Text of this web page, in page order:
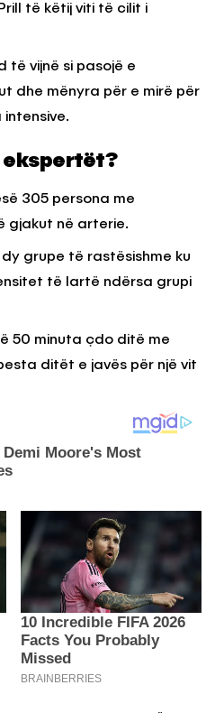
të këtij viti të cilit i
të vijnë si pasojë e
dhe mënyra për e mirë për
ekspertët?
305 persona me
gjakut në arterie.
grupe të rastësishme ku
të lartë ndërsa grupi
50 minuta çdo ditë me
ditët e javës për një vit